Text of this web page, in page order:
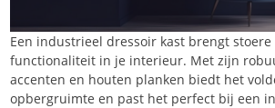
Een industrieel dressoir kast brengt stoere
functionaliteit in je interieur. Met zijn
accenten en houten planken biedt het
opbergruimte en past het perfect bij een